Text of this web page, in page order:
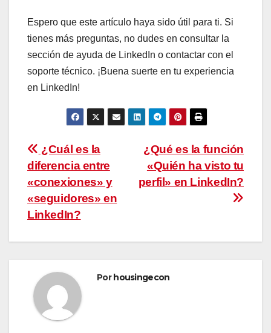
Espero que este artículo haya sido útil para ti. Si
tienes más preguntas, no dudes en consultar la
sección de ayuda de LinkedIn o contactar con el
soporte técnico. ¡Buena suerte en tu experiencia
en LinkedIn!
Navegación
de
entradas
¿Qué es la función
«Quién ha visto tu
perfil» en LinkedIn?
¿Cuál es la
diferencia entre
«conexiones» y
«seguidores» en
LinkedIn?
Porhousingecon